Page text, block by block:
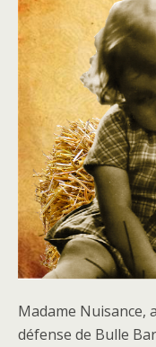
Madame Nuisance,
défense de Bulle